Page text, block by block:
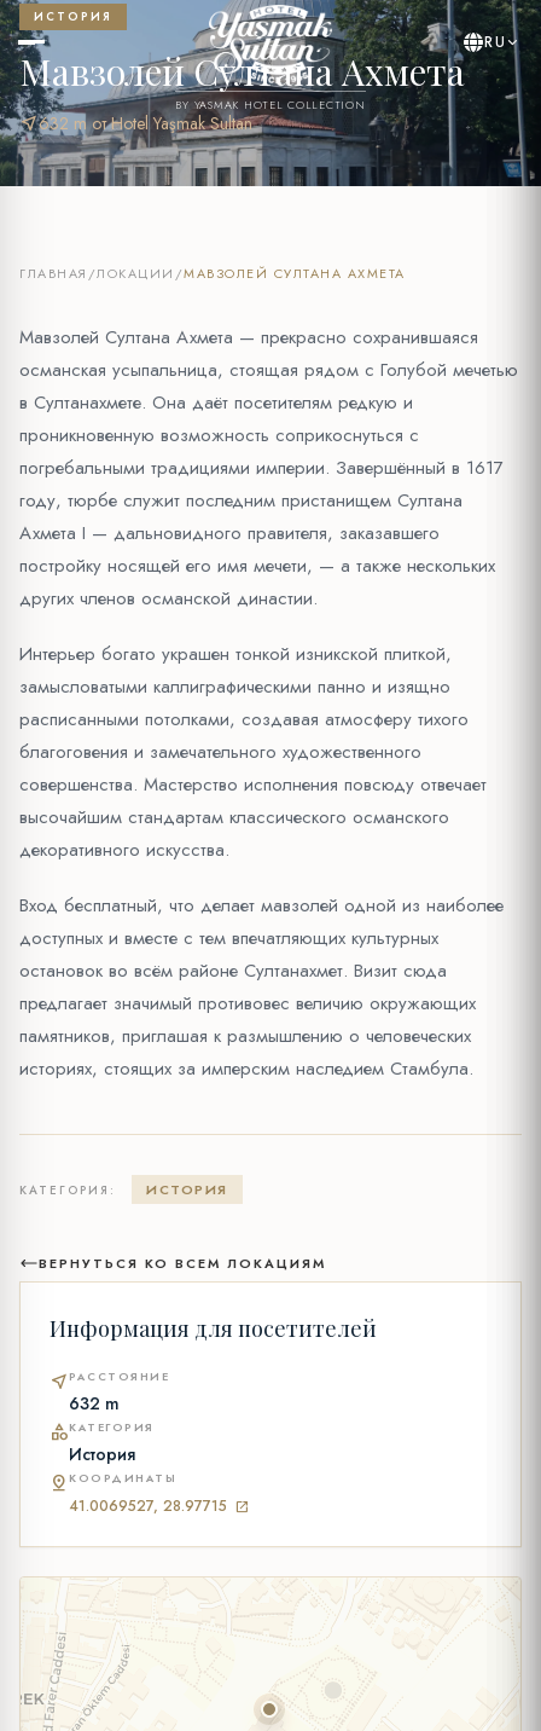
BY YASMAK HOTEL COLLECTION
RU
ИСТОРИЯ
Мавзолей Султана Ахмета
near_me632 m от Hotel Yaşmak Sultan
ГЛАВНАЯ /ЛОКАЦИИ /МАВЗОЛЕЙ СУЛТАНА АХМЕТА
Мавзолей Султана Ахмета — прекрасно сохранившаяся
османская усыпальница, стоящая рядом с Голубой мечетью
в Султанахмете. Она даёт посетителям редкую и
проникновенную возможность соприкоснуться с
погребальными традициями империи. Завершённый в 1617
году, тюрбе служит последним пристанищем Султана
Ахмета I — дальновидного правителя, заказавшего
постройку носящей его имя мечети, — а также нескольких
других членов османской династии.
Интерьер богато украшен тонкой изникской плиткой,
замысловатыми каллиграфическими панно и изящно
расписанными потолками, создавая атмосферу тихого
благоговения и замечательного художественного
совершенства. Мастерство исполнения повсюду отвечает
высочайшим стандартам классического османского
декоративного искусства.
Вход бесплатный, что делает мавзолей одной из наиболее
доступных и вместе с тем впечатляющих культурных
остановок во всём районе Султанахмет. Визит сюда
предлагает значимый противовес величию окружающих
памятников, приглашая к размышлению о человеческих
историях, стоящих за имперским наследием Стамбула.
КАТЕГОРИЯ: ИСТОРИЯ
ВЕРНУТЬСЯ КО ВСЕМ ЛОКАЦИЯМ
Информация для посетителей
near_me РАССТОЯНИЕ
632 m
categoryКАТЕГОРИЯ
История
pin_drop КООРДИНАТЫ
41.0069527, 28.97715 open_in_new